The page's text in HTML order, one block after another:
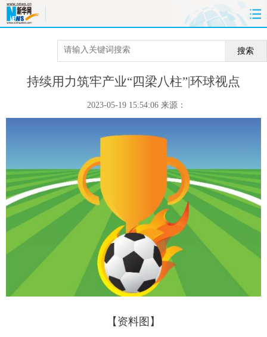
时政 国际
娱乐 体育 人事 教育
思客 地方
台湾 华人
能源 房产
图片 视频 彩票 食品
健康 信息化 数据
公益 军事
富媒体 摄影 新华广播
新华电视英文
搜索
持续用力筑牢产业“四梁八柱”|环球视点
2023-05-19 15:54:06 来源：
【资料图】